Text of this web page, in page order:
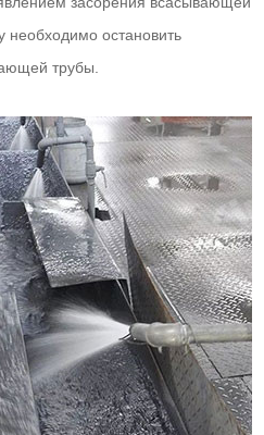
необходимо остановить
трубы.